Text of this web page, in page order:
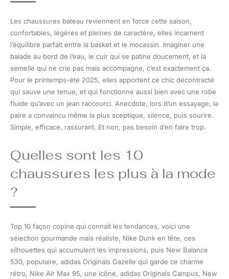
Les chaussures bateau reviennent en force cette saison,
confortables, légères et pleines de caractère, elles incarnent
l’équilibre parfait entre la basket et le mocassin. Imaginer une
balade au bord de l’eau, le cuir qui se patine doucement, et la
semelle qui ne crie pas mais accompagne, c’est exactement ça.
Pour le printemps-été 2025, elles apportent ce chic décontracté
qui sauve une tenue, et qui fonctionne aussi bien avec une robe
fluide qu’avec un jean raccourci. Anecdote, lors d’un essayage, la
paire a convaincu même la plus sceptique, silence, puis sourire.
Simple, efficace, rassurant. Et non, pas besoin d’en faire trop.
Quelles sont les 10
chaussures les plus à la mode
?
Top 10 façon copine qui connaît les tendances, voici une
sélection gourmande mais réaliste, Nike Dunk en tête, ces
silhouettes qui accumulent les impressions, puis New Balance
530, populaire, adidas Originals Gazelle qui garde ce charme
rétro, Nike Air Max 95, une icône, adidas Originals Campus, New